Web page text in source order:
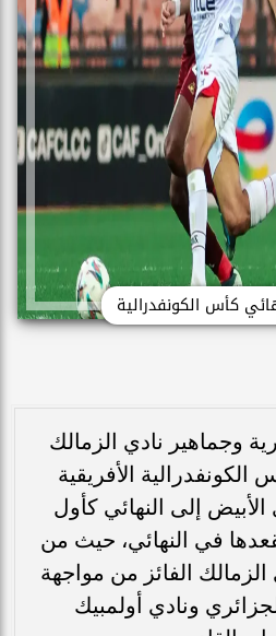
كأس الكونفدرالية
وجماهير نادي الزمالك
الكونفدرالية الأفريقية
إلى النهائي كأول
في النهائي، حيث من
الفائز من مواجهة
ونادي أولمبيك